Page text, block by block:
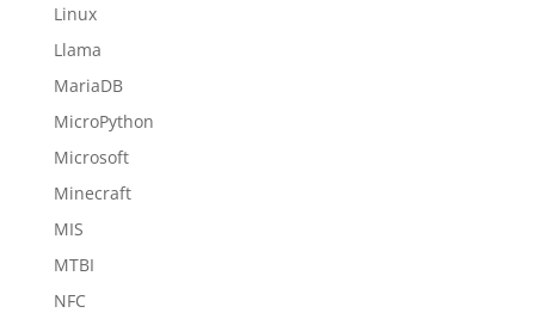
Linux
Llama
MariaDB
MicroPython
Microsoft
Minecraft
MIS
MTBI
NFC